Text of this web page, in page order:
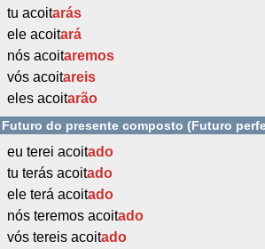
tu acoitarás
ele acoitará
nós acoitaremos
vós acoitareis
eles acoitarão
Futuro do presente composto (Futuro
eu terei acoitado
tu terás acoitado
ele terá acoitado
nós teremos acoitado
vós tereis acoitado